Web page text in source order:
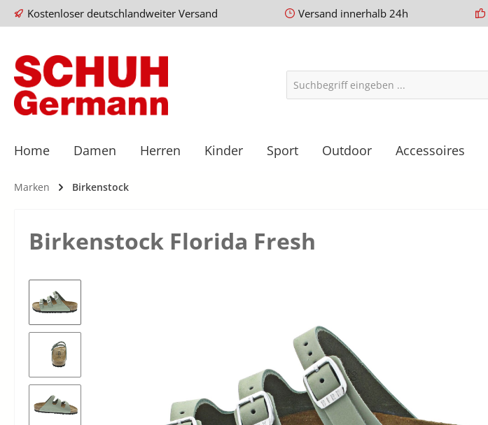
Kostenloser deutschlandweiter Versand Versand innerhalb 24h
Home Damen Herren Kinder Sport Outdoor Accessoires
Marken Birkenstock
Birkenstock Florida Fresh